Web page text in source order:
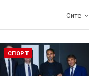
Сите
СПОРТ